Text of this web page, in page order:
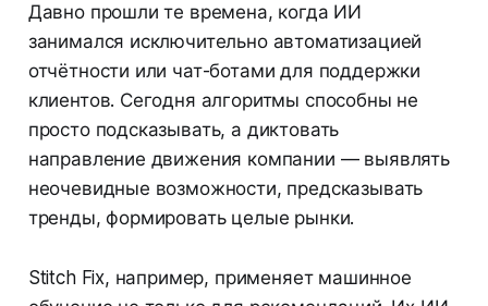
Давно прошли те времена, когда ИИ
занимался исключительно автоматизацией
отчётности или чат-ботами для поддержки
клиентов. Сегодня алгоритмы способны не
просто подсказывать, а диктовать
направление движения компании — выявлять
неочевидные возможности, предсказывать
тренды, формировать целые рынки.
Stitch Fix, например, применяет машинное